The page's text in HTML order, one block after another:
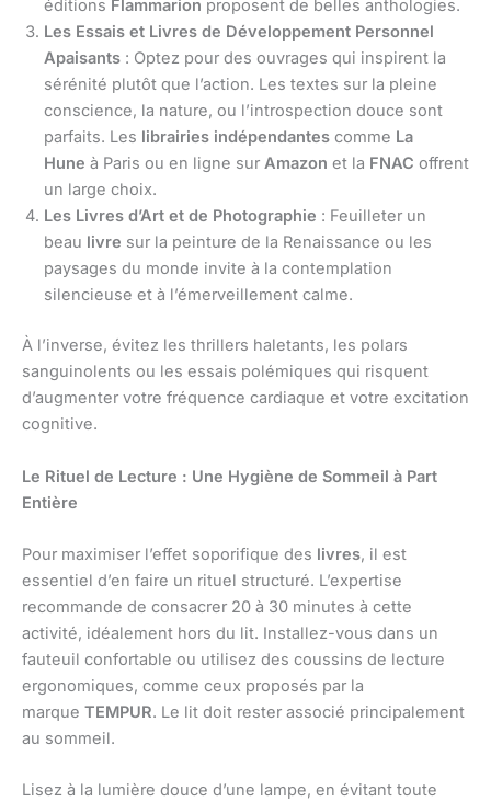
éditions Flammarion proposent de belles anthologies.
Les Essais et Livres de Développement Personnel
Apaisants : Optez pour des ouvrages qui inspirent la
sérénité plutôt que l’action. Les textes sur la pleine
conscience, la nature, ou l’introspection douce sont
parfaits. Les librairies indépendantes comme La
Hune à Paris ou en ligne sur Amazon et la FNAC offrent
un large choix.
Les Livres d’Art et de Photographie : Feuilleter un
beau livre sur la peinture de la Renaissance ou les
paysages du monde invite à la contemplation
silencieuse et à l’émerveillement calme.
À l’inverse, évitez les thrillers haletants, les polars
sanguinolents ou les essais polémiques qui risquent
d’augmenter votre fréquence cardiaque et votre excitation
cognitive.
Le Rituel de Lecture : Une Hygiène de Sommeil à Part
Entière
Pour maximiser l’effet soporifique des livres, il est
essentiel d’en faire un rituel structuré. L’expertise
recommande de consacrer 20 à 30 minutes à cette
activité, idéalement hors du lit. Installez-vous dans un
fauteuil confortable ou utilisez des coussins de lecture
ergonomiques, comme ceux proposés par la
marque TEMPUR. Le lit doit rester associé principalement
au sommeil.
Lisez à la lumière douce d’une lampe, en évitant toute